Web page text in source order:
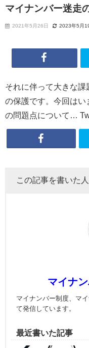
マイナンバー迷走
2021年5月26日 2023年5月
それに伴って大きな
の保護です。今回はい
の問題点について…
この記事を書いた人
マイナ
マイナンバー制度、マ
て発信しています。
最近書いた記事